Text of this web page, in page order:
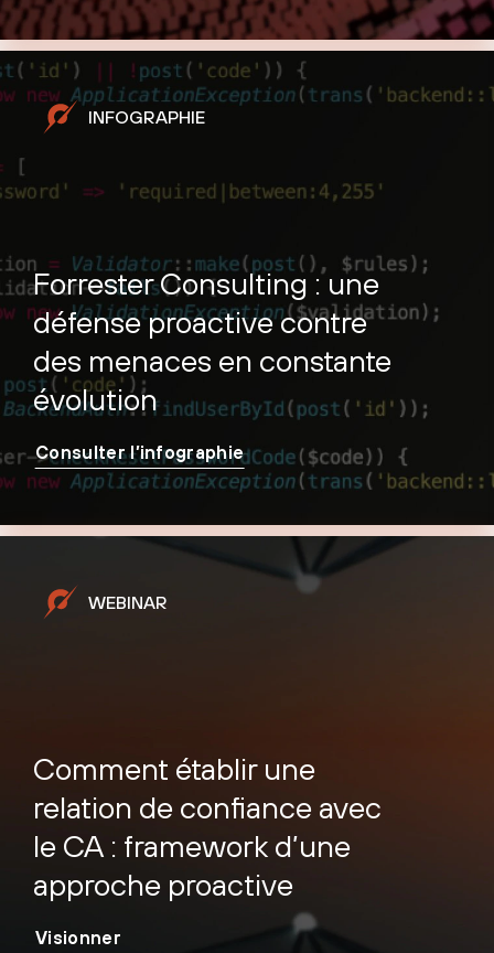
INFOGRAPHIE
Forrester Consulting : une
défense proactive contre
des menaces en constante
évolution
Consulter l’infographie
WEBINAR
Comment établir une
relation de confiance avec
le CA : framework d’une
approche proactive
Visionner